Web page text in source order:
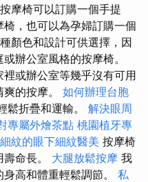
按摩椅可以訂購一個手提
，也可以為孕婦訂購一個
顏色和設計可供選擇，因
辦公室風格的按摩椅。
或辦公室等幾乎沒有可用
的按摩。 如何辦理台胞
鬆折疊和運輸。 解決眼周
專屬外燴茶點 桃園植牙專
紋的眼下細紋醫美 按摩椅
命長。 大腿放鬆按摩 我
高和體重輕鬆調節。 私